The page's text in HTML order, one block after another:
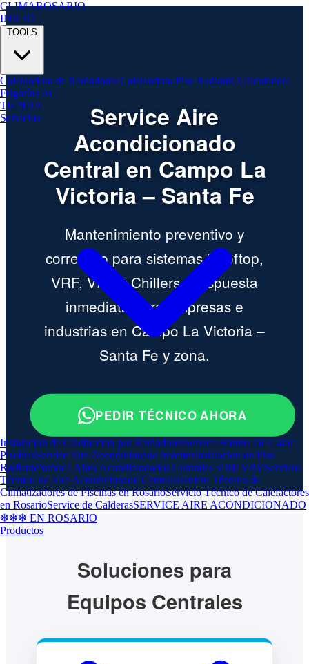
CLIMAROSARIO
INICIO
TOOLS
Calculadora de Radiadores Calculadora Piso Radiante Calculadora
Frigorías AC
TIENDA
Servicios
Instalacion de Calefaccion por RadiadoresService Bomba De Calor
PiscinasService Aire Acondicionado inverterInstalacion de Piso
RadianteService Aires Acondicionados Centrales VRF VRVServicio
Técnico de Aire Acondicionado CentralServicio Técnico de
Climatizadores de Piscinas en RosarioServicio Técnico de Calefactores
en RosarioService de CalderasSERVICE AIRE ACONDICIONADO
❄❄❄ EN ROSARIO
Productos
Service Aire
Acondicionado
Central en Campo La
Victoria – Santa Fe
Mantenimiento preventivo y
correctivo para sistemas Rooftop,
VRF, VRV y Chillers. Respuesta
inmediata para empresas e
industrias en Campo La Victoria –
Santa Fe y zona.
PEDIR TÉCNICO AHORA
Soluciones para
Equipos Centrales